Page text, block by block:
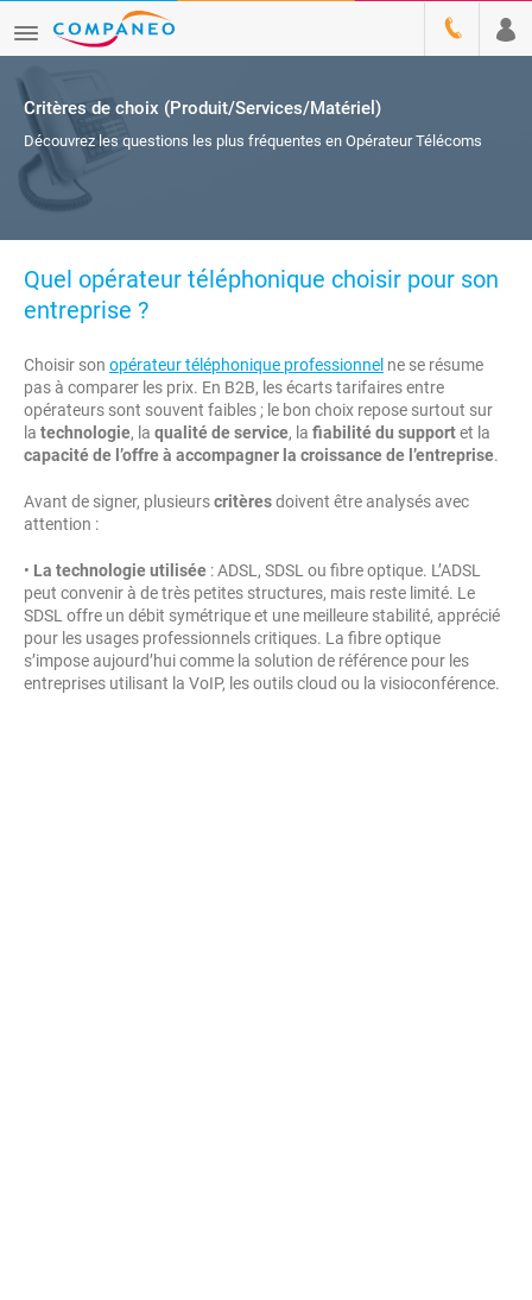
Critères de choix (Produit/Services/Matériel)
Découvrez les questions les plus fréquentes en Opérateur Télécoms
Quel opérateur téléphonique choisir pour son
entreprise ?
Choisir son opérateur téléphonique professionnel ne se résume
pas à comparer les prix. En B2B, les écarts tarifaires entre
opérateurs sont souvent faibles ; le bon choix repose surtout sur
la technologie, la qualité de service, la fiabilité du supportet la
capacité de l’offre à accompagner la croissance de l’entreprise.
Avant de signer, plusieurscritèresdoivent être analysés avec
attention :
• La technologie utilisée : ADSL, SDSL ou fibre optique. L’ADSL
peut convenir à de très petites structures, mais reste limité. Le
SDSL offre un débit symétrique et une meilleure stabilité, apprécié
pour les usages professionnels critiques. La fibre optique
s’impose aujourd’hui comme la solution de référence pour les
entreprises utilisant la VoIP, les outils cloud ou la visioconférence.